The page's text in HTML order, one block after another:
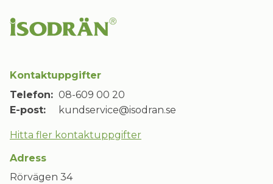
Kontaktuppgifter
Telefon: 08-609 00 20
E-post:
kundservice@isodran.se
Hitta fler kontaktuppgifter
Adress
Rörvägen 34